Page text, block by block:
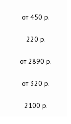
от 450 р.
220 р.
от 2890 р.
от 320 р.
2100 р.